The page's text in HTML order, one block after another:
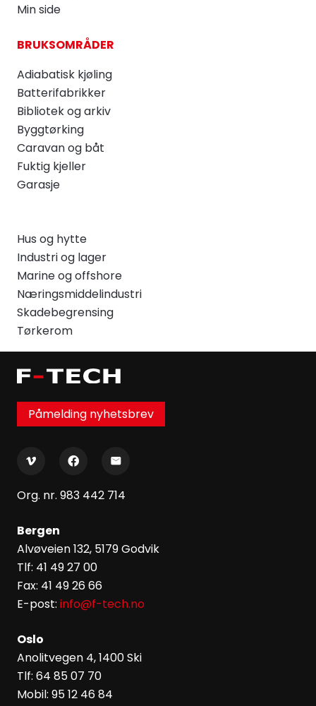
Min side
BRUKSOMRÅDER
Adiabatisk kjøling
Batterifabrikker
Bibliotek og arkiv
Byggtørking
Caravan og båt
Fuktig kjeller
Garasje
Hus og hytte
Industri og lager
Marine og offshore
Næringsmiddelindustri
Skadebegrensing
Tørkerom
Påmelding nyhetsbrev
Org. nr. 983 442 714
Bergen
Alvøveien 132, 5179 Godvik
Tlf: 41 49 27 00
Fax: 41 49 26 66
E-post: info@f-tech.no
Oslo
Anolitvegen 4, 1400 Ski
Tlf: 64 85 07 70
Mobil: 95 12 46 84